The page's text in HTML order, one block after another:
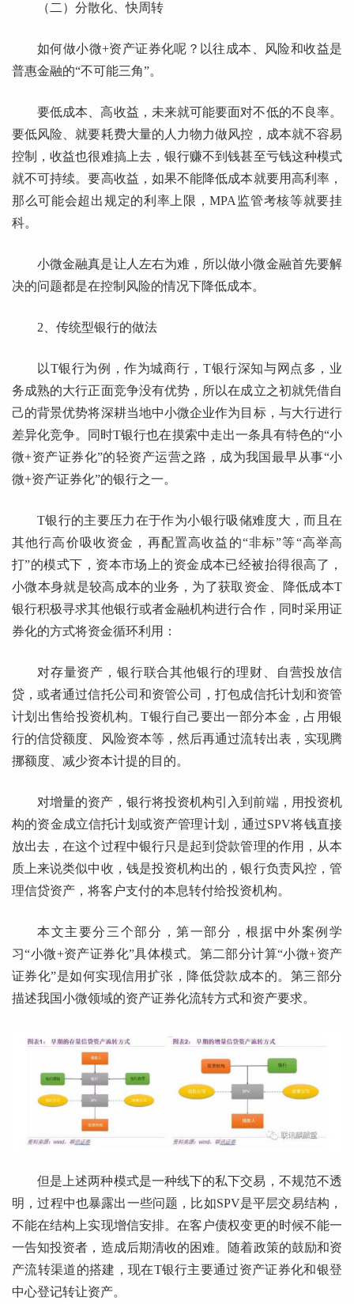
（二）分散化、快周转
如何做小微+资产证券化呢？以往成本、风险和收益是
普惠金融的“不可能三角”。
要低成本、高收益，未来就可能要面对不低的不良率。
要低风险、就要耗费大量的人力物力做风控，成本就不容易
控制，收益也很难搞上去，银行赚不到钱甚至亏钱这种模式
就不可持续。要高收益，如果不能降低成本就要用高利率，
那么可能会超出规定的利率上限，MPA监管考核等就要挂
科。
小微金融真是让人左右为难，所以做小微金融首先要解
决的问题都是在控制风险的情况下降低成本。
2、传统型银行的做法
以T银行为例，作为城商行，T银行深知与网点多，业
务成熟的大行正面竞争没有优势，所以在成立之初就凭借自
己的背景优势将深耕当地中小微企业作为目标，与大行进行
差异化竞争。同时T银行也在摸索中走出一条具有特色的“小
微+资产证券化”的轻资产运营之路，成为我国最早从事“小
微+资产证券化”的银行之一。
T银行的主要压力在于作为小银行吸储难度大，而且在
其他行高价吸收资金，再配置高收益的“非标”等“高举高
打”的模式下，资本市场上的资金成本已经被抬得很高了，
小微本身就是较高成本的业务，为了获取资金、降低成本T
银行积极寻求其他银行或者金融机构进行合作，同时采用证
券化的方式将资金循环利用：
对存量资产，银行联合其他银行的理财、自营投放信
贷，或者通过信托公司和资管公司，打包成信托计划和资管
计划出售给投资机构。T银行自己要出一部分本金，占用银
行的信贷额度、风险资本等，然后再通过流转出表，实现腾
挪额度、减少资本计提的目的。
对增量的资产，银行将投资机构引入到前端，用投资机
构的资金成立信托计划或资产管理计划，通过SPV将钱直接
放出去，在这个过程中银行只是起到贷款管理的作用，从本
质上来说类似中收，钱是投资机构出的，银行负责风控，管
理信贷资产，将客户支付的本息转付给投资机构。
本文主要分三个部分，第一部分，根据中外案例学
习“小微+资产证券化”具体模式。第二部分计算“小微+资产
证券化”是如何实现信用扩张，降低贷款成本的。第三部分
描述我国小微领域的资产证券化流转方式和资产要求。
但是上述两种模式是一种线下的私下交易，不规范不透
明，过程中也暴露出一些问题，比如SPV是平层交易结构，
不能在结构上实现增信安排。在客户债权变更的时候不能一
一告知投资者，造成后期清收的困难。随着政策的鼓励和资
产流转渠道的搭建，现在T银行主要通过资产证券化和银登
中心登记转让资产。